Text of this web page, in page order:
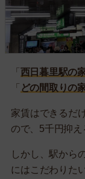
「 西日暮里駅の
「 どの間取りの
家賃はできるだ
ので、5千円抑え
しかし、駅から
にはこだわりた